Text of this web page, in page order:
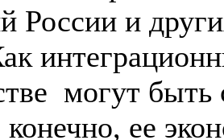
России и
могут быть
конечно, ее